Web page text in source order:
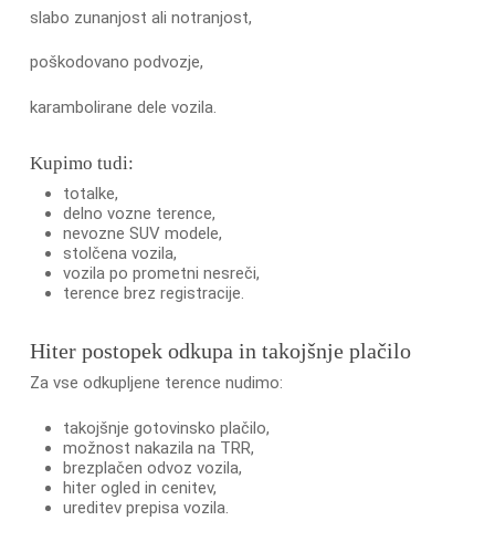
slabo zunanjost ali notranjost,
poškodovano podvozje,
karambolirane dele vozila.
Kupimo tudi:
totalke,
delno vozne terence,
nevozne SUV modele,
stolčena vozila,
vozila po prometni nesreči,
terence brez registracije.
Hiter postopek odkupa in takojšnje plačilo
Za vse odkupljene terence nudimo:
takojšnje gotovinsko plačilo,
možnost nakazila na TRR,
brezplačen odvoz vozila,
hiter ogled in cenitev,
ureditev prepisa vozila.